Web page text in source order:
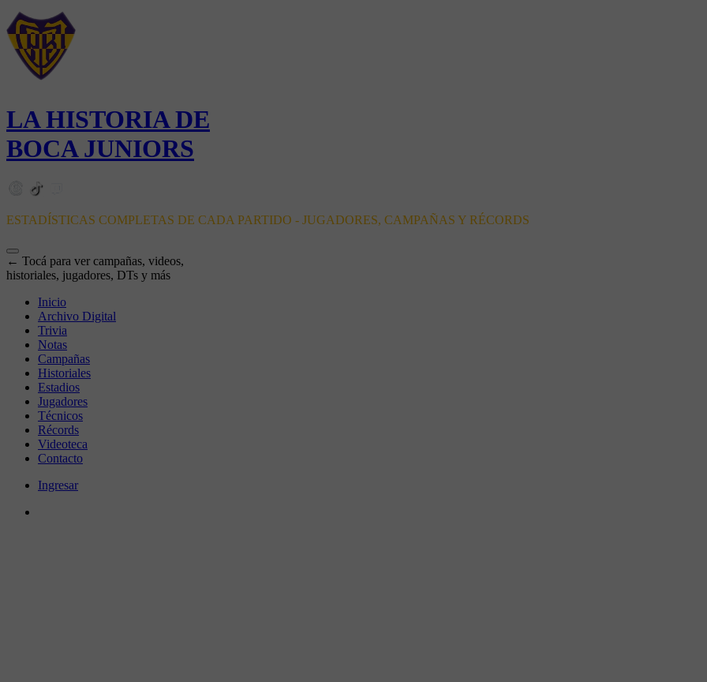
LA HISTORIA DE
BOCA JUNIORS
ESTADÍSTICAS COMPLETAS DE CADA PARTIDO - JUGADORES, CAMPAÑAS Y RÉCORDS
← Tocá para ver campañas, videos,
historiales, jugadores, DTs y más
Inicio
Archivo Digital
Trivia
Notas
Campañas
Historiales
Estadios
Jugadores
Técnicos
Récords
Videoteca
Contacto
Ingresar